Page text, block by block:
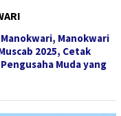
Manokwari, Manokwari
2025, Cetak
Muda yang